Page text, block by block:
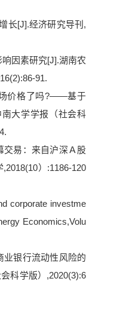
长[J].经济研究导刊,
因素研究[J].湖南农
91.
价格了吗?——基于
大学学报（社会科
交易：来自沪深Ａ股
）:1186-120
corporate investme
Economics,Volu
业银行流动性风险的
科学版）,2020(3):6